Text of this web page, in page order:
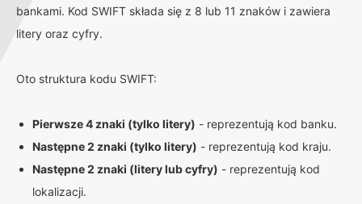
bankami. Kod SWIFT składa się z 8 lub 11 znaków i zawiera
litery oraz cyfry.
Oto struktura kodu SWIFT:
Pierwsze 4 znaki (tylko litery) - reprezentują kod banku.
Następne 2 znaki (tylko litery) - reprezentują kod kraju.
Następne 2 znaki (litery lub cyfry) - reprezentują kod
lokalizacji.